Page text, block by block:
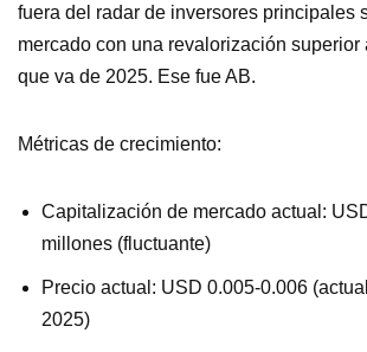
fuera del radar de inversores principales
mercado con una revalorización superior
que va de 2025. Ese fue AB.
Métricas de crecimiento:
Capitalización de mercado actual:
millones (fluctuante)
Precio actual: USD 0.005-0.006
2025)